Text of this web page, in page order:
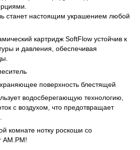
станет настоящим украшением любой
картридж SoftFlow устойчив к
и давления, обеспечивая
поверхность блестящей
водосберегающую технологию,
с воздухом, что предотвращает
комнате нотку роскоши со
AM.PM!